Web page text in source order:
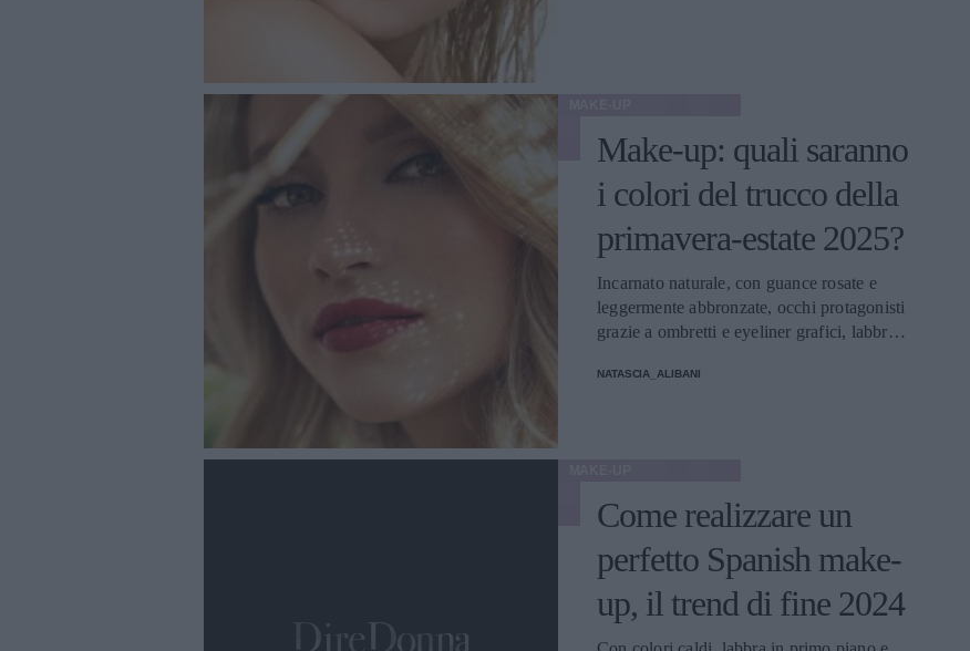
Make-up: quali saranno
i colori del trucco della
primavera-estate 2025?
Incarnato naturale, con guance rosate e
leggermente abbronzate, occhi protagonisti
grazie a ombretti e eyeliner grafici, labbra
protagonisti della bella stagione.
NATASCIA_ALIBANI
Come realizzare un
perfetto Spanish make-
up, il trend di fine 2024